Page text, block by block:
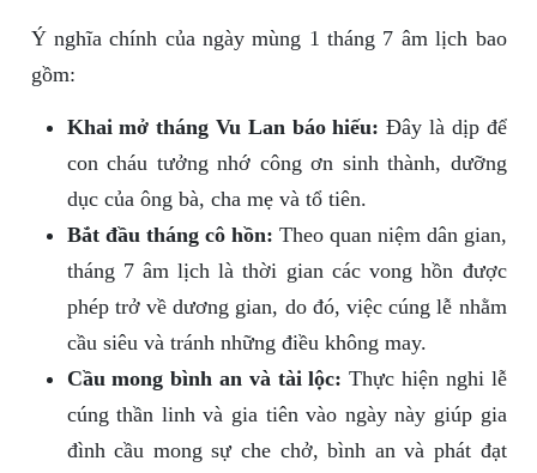
Ý nghĩa chính của ngày mùng 1 tháng 7 âm lịch bao
gồm:
Khai mở tháng Vu Lan báo hiếu: Đây là dịp để
con cháu tưởng nhớ công ơn sinh thành, dưỡng
dục của ông bà, cha mẹ và tổ tiên.
Bắt đầu tháng cô hồn: Theo quan niệm dân gian,
tháng 7 âm lịch là thời gian các vong hồn được
phép trở về dương gian, do đó, việc cúng lễ nhằm
cầu siêu và tránh những điều không may.
Cầu mong bình an và tài lộc: Thực hiện nghi lễ
cúng thần linh và gia tiên vào ngày này giúp gia
đình cầu mong sự che chở, bình an và phát đạt